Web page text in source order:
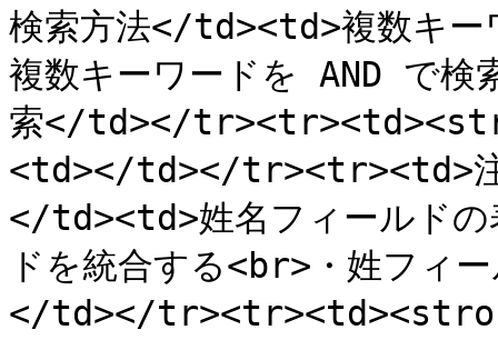
検索方法</td><td>複数キー
複数キーワードを AND で検
索</td></
<td></td></tr><tr><td>注
</td><td>姓名フィールドの
ドを統合する<br>・姓フィ
</td></